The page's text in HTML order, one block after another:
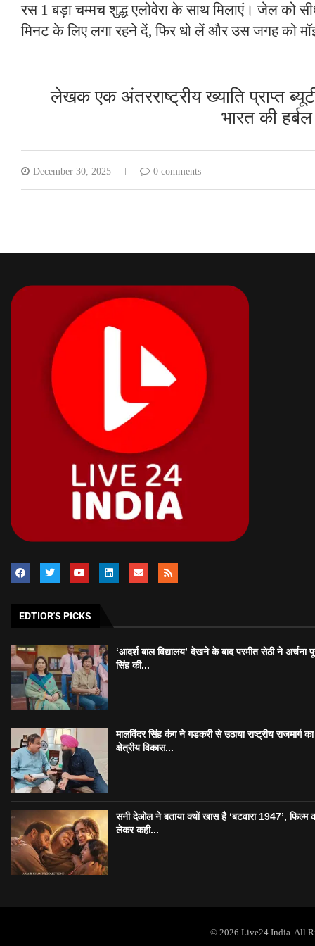
रस 1 बड़ा चम्मच शुद्ध एलोवेरा के साथ मिलाएं। जेल को
मिनट के लिए लगा रहने दें, फिर धो लें और उस जगह को
लेखक एक अंतरराष्ट्रीय ख्याति प्राप्त
भारत की
December 30, 2025 0 comments
EDTIOR'S PICKS
‘आदर्श बाल विद्यालय’ देखने के बाद परमीत सेठी ने अर्चना
सिंह की...
मालविंदर सिंह कंग ने गडकरी से उठाया राष्ट्रीय राजमार्ग का
क्षेत्रीय विकास...
सनी देओल ने बताया क्यों खास है ‘बटवारा 1947’, फिल्म
लेकर कही...
© 2026 Live24 India. All